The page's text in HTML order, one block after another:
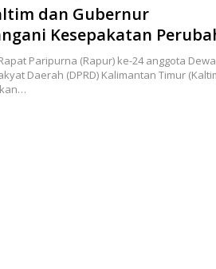
dan Gubernur
Kesepakatan
APBD 2023
Paripurna (Rapur) ke-24 anggota
Daerah (DPRD) Kalimantan Timur